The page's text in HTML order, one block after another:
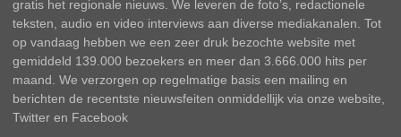
gratis het regionale nieuws. We leveren de foto’s, redactionele
teksten, audio en video interviews aan diverse mediakanalen. Tot
op vandaag hebben we een zeer druk bezochte website met
gemiddeld 139.000 bezoekers en meer dan 3.666.000 hits per
maand. We verzorgen op regelmatige basis een mailing en
berichten de recentste nieuwsfeiten onmiddellijk via onze website,
Twitter en Facebook